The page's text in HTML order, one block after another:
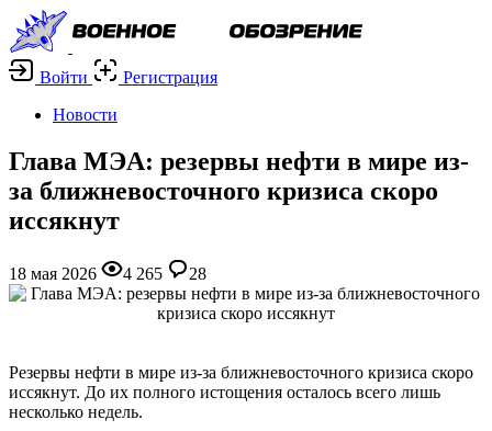
Войти
Регистрация
Новости
Глава МЭА: резервы нефти в мире из-
за ближневосточного кризиса скоро
иссякнут
18 мая 2026 4 265 28
Резервы нефти в мире из-за ближневосточного кризиса скоро
иссякнут. До их полного истощения осталось всего лишь
несколько недель.